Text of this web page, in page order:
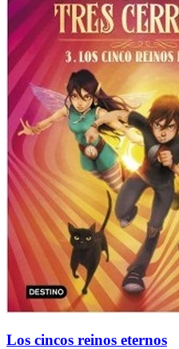
Los cincos reinos eternos